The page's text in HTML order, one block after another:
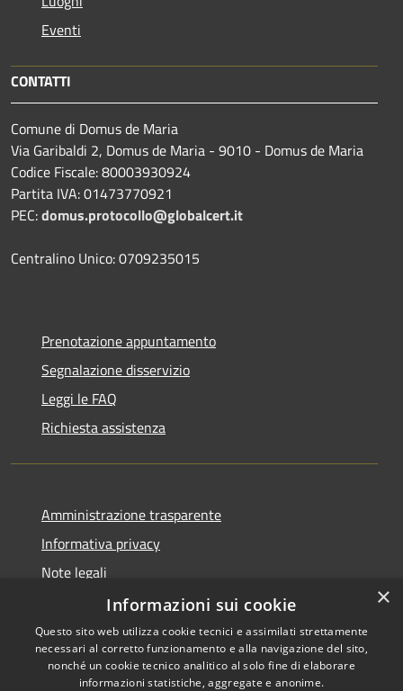
Eventi
CONTATTI
Comune di Domus de Maria
Via Garibaldi 2, Domus de Maria - 9010 - Domus de Maria
Codice Fiscale: 80003930924
Partita IVA: 01473770921
PEC:domus.protocollo@globalcert.it
Centralino Unico: 0709235015
Prenotazione appuntamento
Segnalazione disservizio
Leggi le FAQ
Richiesta assistenza
Amministrazione trasparente
Informativa privacy
Note legali
Dichiarazione di accessibilità
×
Informazioni sui cookie
Questo sito web utilizza cookie tecnici e assimilati strettamente
necessari al corretto funzionamento e alla navigazione del sito,
nonché un cookie tecnico analitico al solo fine di elaborare
informazioni statistiche, aggregate e anonime.